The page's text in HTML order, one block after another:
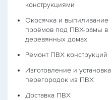
конструкциями
Окосячка и выпиливание
проёмов под ПВХ-рамы в
деревянных домах
Ремонт ПВХ конструкций
Изготовление и установка
перегородок из ПВХ
Доставка ПВХ